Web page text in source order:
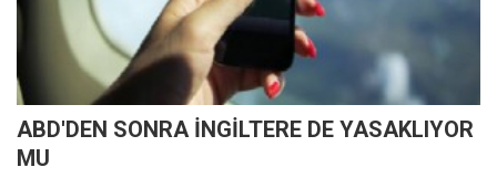
ABD'DEN SONRA İNGİLTERE DE YASAKLIYOR
MU